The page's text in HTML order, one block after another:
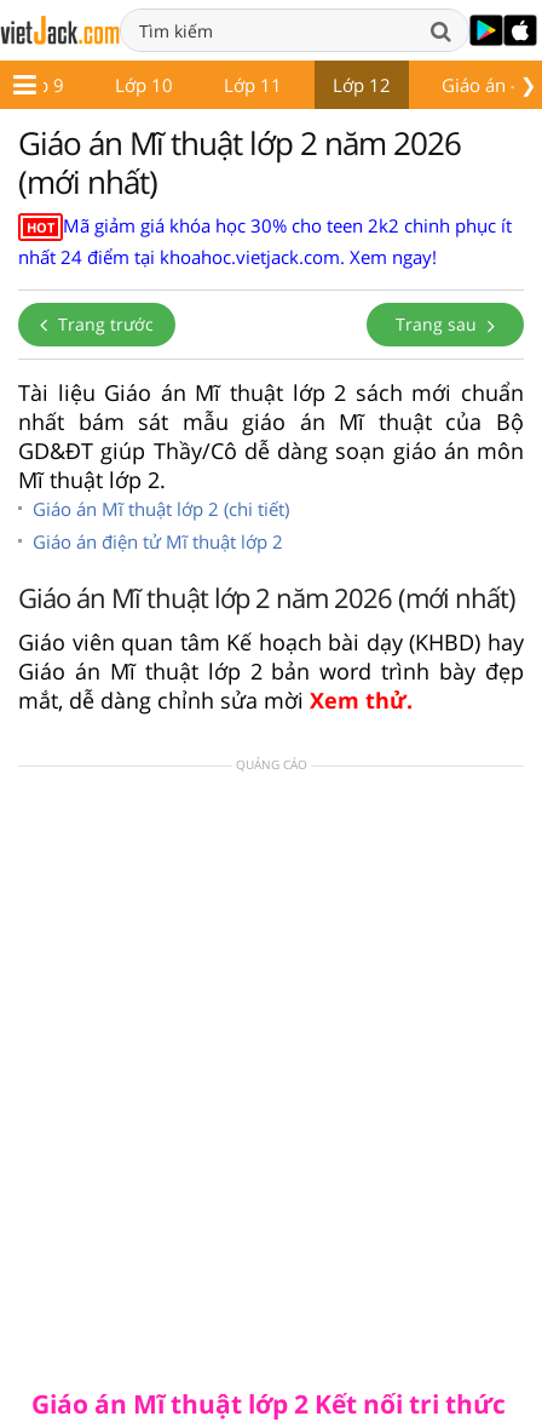
❯
Lớp 9 Lớp 10 Lớp 11 Lớp 12 Giáo án -
Giáo án Mĩ thuật lớp 2 năm 2026
(mới nhất)
HOT Mã giảm giá khóa học 30% cho teen 2k2 chinh phục ít
nhất 24 điểm tại khoahoc.vietjack.com. Xem ngay!
Trang trước Trang sau
Tài liệu Giáo án Mĩ thuật lớp 2 sách mới chuẩn
nhất bám sát mẫu giáo án Mĩ thuật của Bộ
GD&ĐT giúp Thầy/Cô dễ dàng soạn giáo án môn
Mĩ thuật lớp 2.
Giáo án Mĩ thuật lớp 2 (chi tiết)
Giáo án điện tử Mĩ thuật lớp 2
Giáo án Mĩ thuật lớp 2 năm 2026 (mới nhất)
Giáo viên quan tâm Kế hoạch bài dạy (KHBD) hay
Giáo án Mĩ thuật lớp 2 bản word trình bày đẹp
mắt, dễ dàng chỉnh sửa mời Xem thử.
QUẢNG CÁO
Giáo án Mĩ thuật lớp 2 Kết nối tri thức